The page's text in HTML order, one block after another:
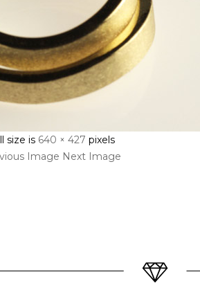
size is 640 × 427 pixels
Image Next Image